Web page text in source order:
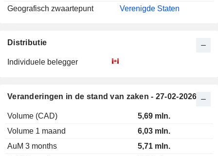
Geografisch zwaartepunt
Verenigde Staten
Distributie
Individuele belegger
Veranderingen in de stand van zaken - 27-02-2026
Volume (CAD)
5,69 mln.
Volume 1 maand
6,03 mln.
AuM 3 months
5,71 mln.